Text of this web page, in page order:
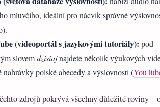
mluvčího, ideální pro nácvik správné
(videoportál s jazykovými tutoriály): pod
slovemdzisiajnajdete několik výukových
nahrávky polské abecedy a výslovnosti (
zdrojů pokrývá všechny důležité roviny –